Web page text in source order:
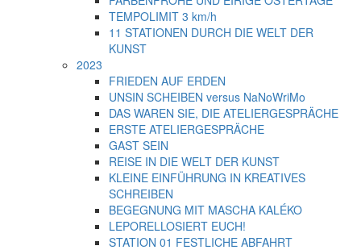
TEMPOLIMIT 3 km/h
11 STATIONEN DURCH DIE WELT DER
KUNST
2023
FRIEDEN AUF ERDEN
UNSIN SCHEIBEN versus NaNoWriMo
DAS WAREN SIE, DIE ATELIERGESPRÄCHE
ERSTE ATELIERGESPRÄCHE
GAST SEIN
REISE IN DIE WELT DER KUNST
KLEINE EINFÜHRUNG IN KREATIVES
SCHREIBEN
BEGEGNUNG MIT MASCHA KALÉKO
LEPORELLOSIERT EUCH!
STATION 01 FESTLICHE ABFAHRT